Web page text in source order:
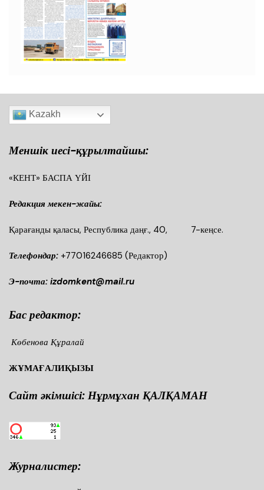
Kazakh
Меншік иесі-құрылтайшы:
«КЕНТ» БАСПА ҮЙІ
Редакция мекен-жайы:
Қарағанды қаласы, Республика даңғ., 40, 7-кеңсе.
Телефондар: +77016246685 (Редактор)
Э-почта: izdomkent@mail.ru
Бас редактор:
Көбенова Құралай
ЖҰМАҒАЛИҚЫЗЫ
Сайт әкімшісі: Нұрмұхан ҚАЛҚАМАН
Журналистер: